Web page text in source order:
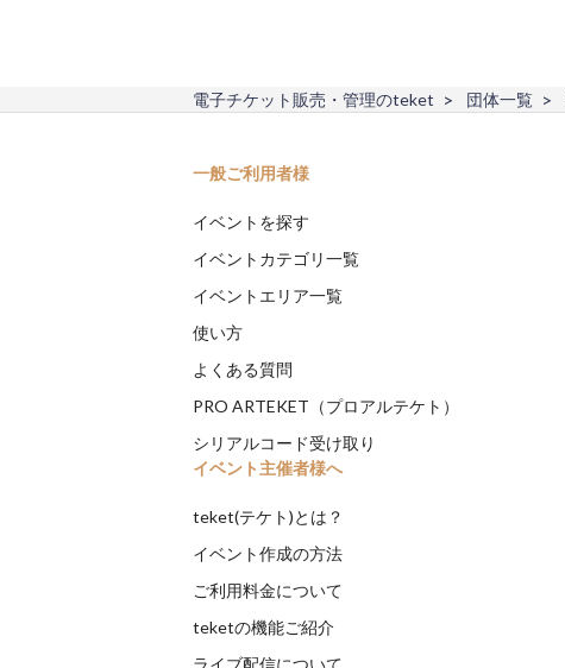
電子チケット販売・管理のteket 団体一覧
一般ご利用者様
イベントを探す
イベントカテゴリ一覧
イベントエリア一覧
使い方
よくある質問
PRO ARTEKET（プロアルテケト）
シリアルコード受け取り
イベント主催者様へ
teket(テケト)とは？
イベント作成の方法
ご利用料金について
teketの機能ご紹介